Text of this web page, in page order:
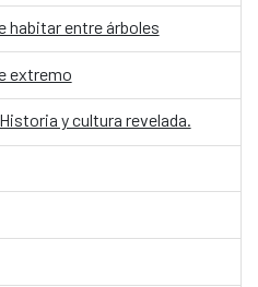
habitar entre árboles
extremo
y cultura revelada.